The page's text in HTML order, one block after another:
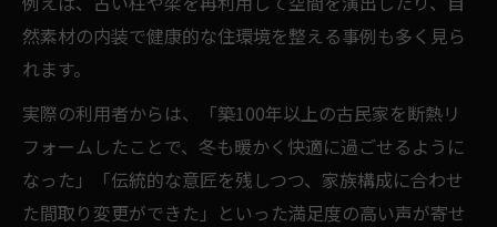
然素材の内装で健康的な住環境を整える事例も多く見ら
れます。
実際の利用者からは、「築100年以上の古民家を断熱リ
フォームしたことで、冬も暖かく快適に過ごせるように
なった」「伝統的な意匠を残しつつ、家族構成に合わせ
た間取り変更ができた」といった満足度の高い声が寄せ